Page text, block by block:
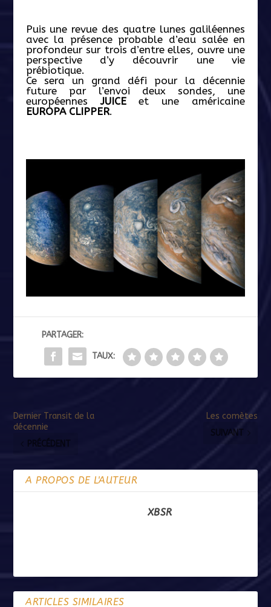
Puis une revue des quatre lunes galiléennes
avec la présence probable d’eau salée en
profondeur sur trois d’entre elles, ouvre une
perspective d’y découvrir une vie
prébiotique.
Ce sera un grand défi pour la décennie
future par l’envoi deux sondes, une
européennesJUICEet une américaine
EUROPA CLIPPER.
PARTAGER:
TAUX:
Dernier Transit de la
décennie
PRÉCÉDENT
Les comètes
SUIVANT
A PROPOS DE L'AUTEUR
XBSR
ARTICLES SIMILAIRES